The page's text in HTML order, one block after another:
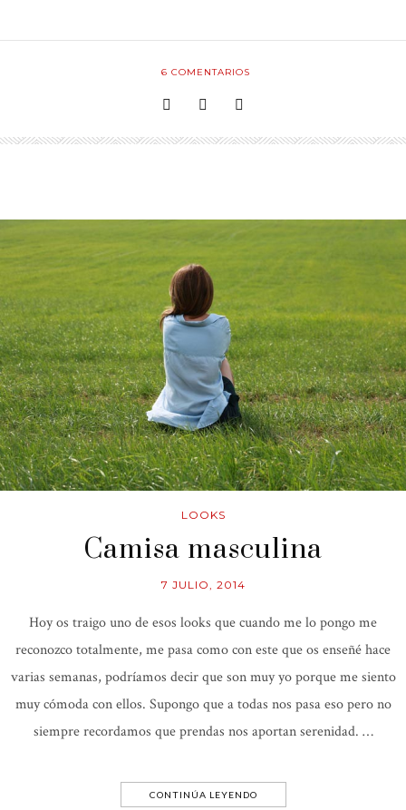
6 COMENTARIOS
LOOKS
Camisa masculina
7 JULIO, 2014
Hoy os traigo uno de esos looks que cuando me lo pongo me
reconozco totalmente, me pasa como con este que os enseñé hace
varias semanas, podríamos decir que son muy yo porque me siento
muy cómoda con ellos. Supongo que a todas nos pasa eso pero no
siempre recordamos que prendas nos aportan serenidad. …
CONTINÚA LEYENDO